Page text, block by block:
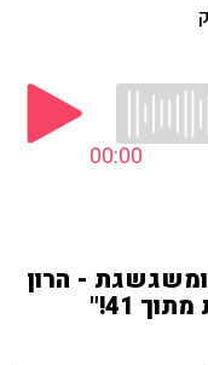
00:00
- הרון